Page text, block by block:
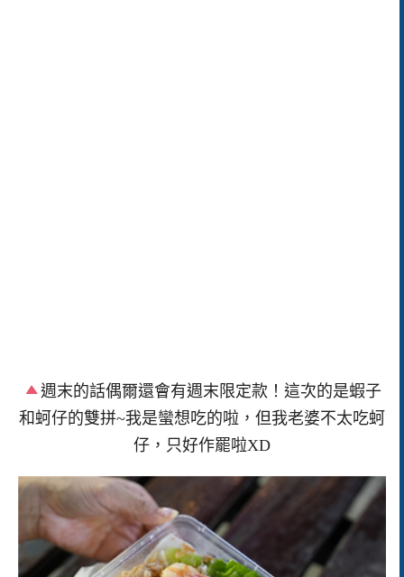
週末的話偶爾還會有週末限定款！這次的是蝦子
和蚵仔的雙拼~我是蠻想吃的啦，但我老婆不太吃蚵
仔，只好作罷啦XD